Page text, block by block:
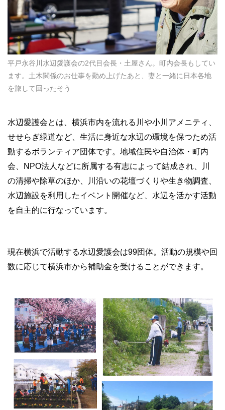
平戸永谷川水辺愛護会の2代目会長・土屋さん。町内会長もしてい
ます。土木関係のお仕事を勤め上げたあと、妻と一緒に日本各地
を旅して回ったそう
水辺愛護会とは、横浜市内を流れる川や小川アメニティ、
せせらぎ緑道など、生活に身近な水辺の環境を保つため活
動するボランティア団体です。地域住民や自治体・町内
会、NPO法人などに所属する有志によって結成され、川
の清掃や除草のほか、川沿いの花壇づくりや生き物調査、
水辺施設を利用したイベント開催など、水辺を活かす活動
を自主的に行なっています。
現在横浜で活動する水辺愛護会は99団体。活動の規模や回
数に応じて横浜市から補助金を受けることができます。